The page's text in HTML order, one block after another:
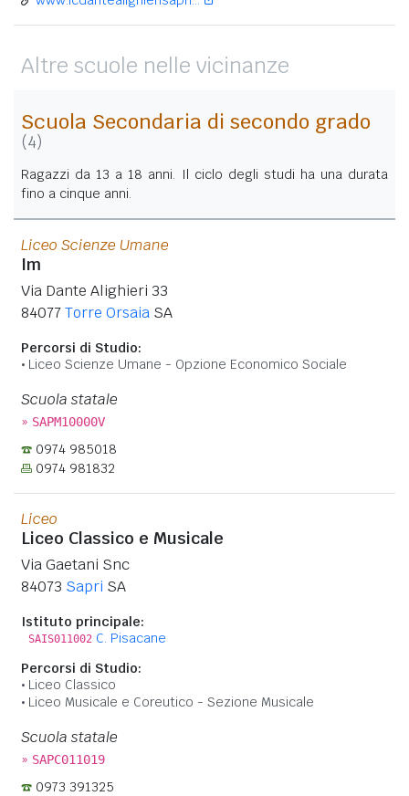
Altre scuole nelle vicinanze
Scuola Secondaria di secondo grado
(4)
Ragazzi da 13 a 18 anni. Il ciclo degli studi ha una durata
fino a cinque anni.
Liceo Scienze Umane
Im
Via Dante Alighieri 33
84077Torre Orsaia SA
Percorsi di Studio:
Liceo Scienze Umane - Opzione Economico Sociale
Scuola statale
» SAPM10000V
0974 985018
0974 981832
Liceo
Liceo Classico e Musicale
Via Gaetani Snc
84073 Sapri SA
Istituto principale:
SAIS011002 C. Pisacane
Percorsi di Studio:
Liceo Classico
Liceo Musicale e Coreutico - Sezione Musicale
Scuola statale
» SAPC011019
0973 391325